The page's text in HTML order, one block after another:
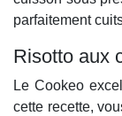
parfaitement
Risotto aux
Le Cookeo
cette recette,